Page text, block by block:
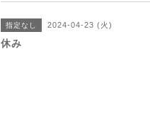
指定なし 2024-04-23 (火)
休み